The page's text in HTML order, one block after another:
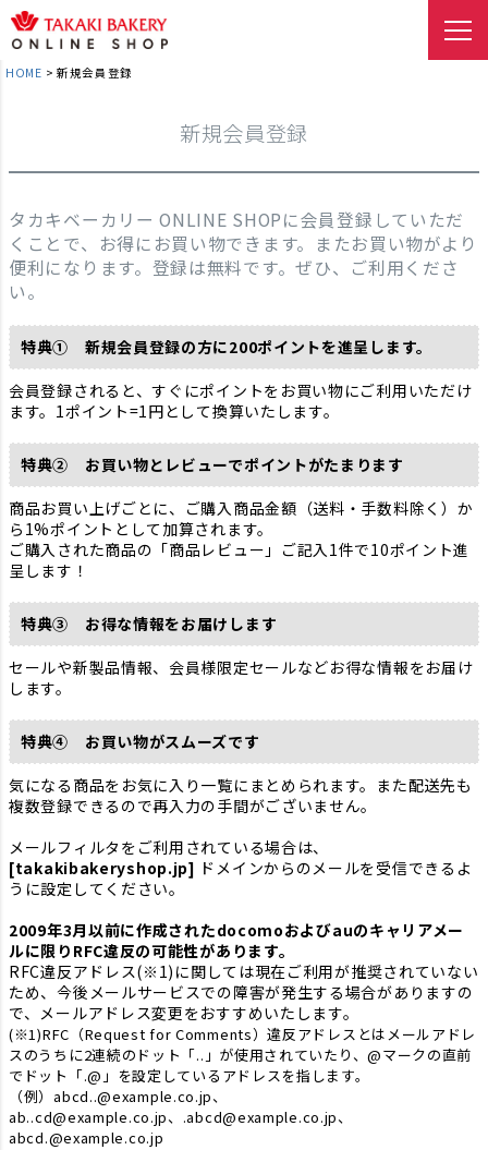
HOME 新規会員登録
新規会員登録
タカキベーカリー ONLINE SHOPに会員登録していただ
くことで、お得にお買い物できます。またお買い物がより
便利になります。登録は無料です。ぜひ、ご利用くださ
い。
特典➀ 新規会員登録の方に200ポイントを進呈します。
会員登録されると、すぐにポイントをお買い物にご利用いただけ
ます。1ポイント=1円として換算いたします。
特典➁ お買い物とレビューでポイントがたまります
商品お買い上げごとに、ご購入商品金額（送料・手数料除く）か
ら1%ポイントとして加算されます。
ご購入された商品の「商品レビュー」ご記入1件で10ポイント進
呈します！
特典➂ お得な情報をお届けします
セールや新製品情報、会員様限定セールなどお得な情報をお届け
します。
特典➃ お買い物がスムーズです
気になる商品をお気に入り一覧にまとめられます。また配送先も
複数登録できるので再入力の手間がございません。
メールフィルタをご利用されている場合は、
[takakibakeryshop.jp] ドメインからのメールを受信できるよ
うに設定してください。
2009年3月以前に作成されたdocomoおよびauのキャリアメー
ルに限りRFC違反の可能性があります。
RFC違反アドレス(※1)に関しては現在ご利用が推奨されていない
ため、今後メールサービスでの障害が発生する場合がありますの
で、メールアドレス変更をおすすめいたします。
(※1)RFC（Request for Comments）違反アドレスとはメールアドレ
スのうちに2連続のドット「..」が使用されていたり、@マークの直前
でドット「.@」を設定しているアドレスを指します。
（例）abcd..@example.co.jp、
ab..cd@example.co.jp、.abcd@example.co.jp、
abcd.@example.co.jp